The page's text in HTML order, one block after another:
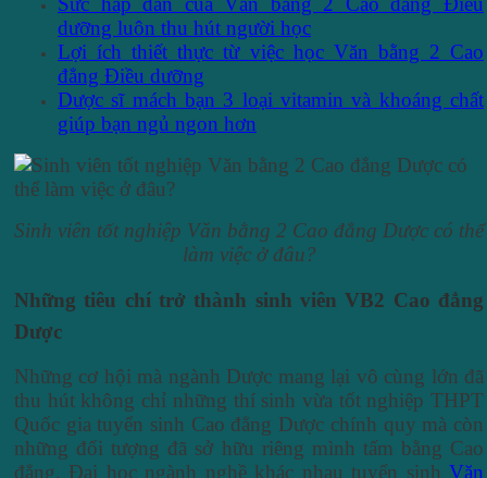
dưỡng luôn thu hút người học
Lợi ích thiết thực từ việc học Văn bằng 2 Cao
đẳng Điều dưỡng
Dược sĩ mách bạn 3 loại vitamin và khoáng chất
giúp bạn ngủ ngon hơn
Sinh viên tốt nghiệp Văn bằng 2 Cao đẳng Dược có thể
làm việc ở đâu?
Những tiêu chí trở thành sinh viên VB2 Cao đẳng
Dược
Những cơ hội mà ngành Dược mang lại vô cùng lớn đã
thu hút không chỉ những thí sinh vừa tốt nghiệp THPT
Quốc gia tuyển sinh Cao đẳng Dược chính quy mà còn
những đối tượng đã sở hữu riêng mình tấm bằng Cao
đẳng, Đại học ngành nghề khác nhau tuyển sinh Văn